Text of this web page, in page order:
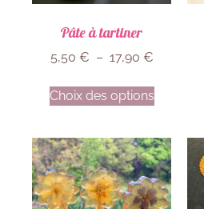
Pâte à tartiner
5,50 € – 17,90 €
Choix des options